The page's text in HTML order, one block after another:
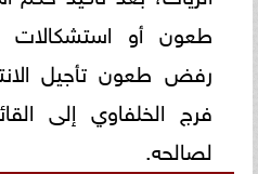
طعون أو استشكالات
رفض طعون تأجيل
فرج الخلفاوي إلى
لصالحه.